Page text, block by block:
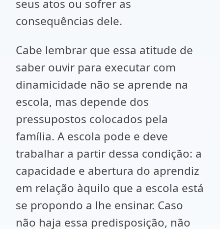
seus atos ou sofrer as
consequências dele.
Cabe lembrar que essa atitude de
saber ouvir para executar com
dinamicidade não se aprende na
escola, mas depende dos
pressupostos colocados pela
família. A escola pode e deve
trabalhar a partir dessa condição: a
capacidade e abertura do aprendiz
em relação àquilo que a escola está
se propondo a lhe ensinar. Caso
não haja essa predisposição, não